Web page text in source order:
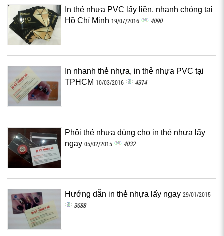
In thẻ nhựa PVC lấy liền, nhanh chóng tại
Hồ Chí Minh 19/07/2016 4090
In nhanh thẻ nhựa, in thẻ nhựa PVC tại
TPHCM 10/03/2016 4314
Phôi thẻ nhựa dùng cho in thẻ nhựa lấy
ngay 05/02/2015 4032
Hướng dẫn in thẻ nhựa lấy ngay 29/01/2015
3688